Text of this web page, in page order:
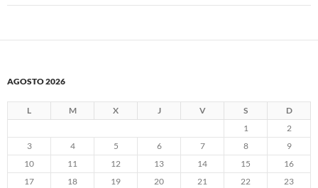
AGOSTO 2026
L M X J V S
D
1
2
3
4 5 6 7 8
9
10
11 12 13 14 15
16
17
18 19 20 21 22
23